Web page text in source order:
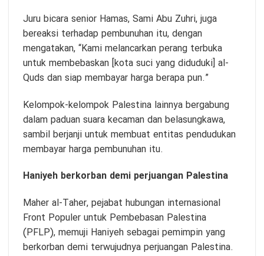
Juru bicara senior Hamas, Sami Abu Zuhri, juga
bereaksi terhadap pembunuhan itu, dengan
mengatakan, “Kami melancarkan perang terbuka
untuk membebaskan [kota suci yang diduduki] al-
Quds dan siap membayar harga berapa pun.”
Kelompok-kelompok Palestina lainnya bergabung
dalam paduan suara kecaman dan belasungkawa,
sambil berjanji untuk membuat entitas pendudukan
membayar harga pembunuhan itu.
Haniyeh berkorban demi perjuangan Palestina
Maher al-Taher, pejabat hubungan internasional
Front Populer untuk Pembebasan Palestina
(PFLP), memuji Haniyeh sebagai pemimpin yang
berkorban demi terwujudnya perjuangan Palestina.